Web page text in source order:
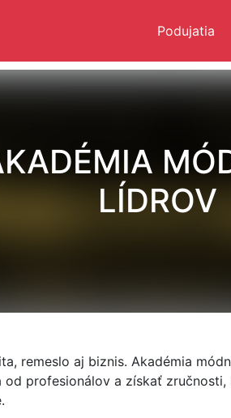
Podujatia
LÍDROV
remeslo aj biznis. Akadémia
profesionálov a získať zručnosti,